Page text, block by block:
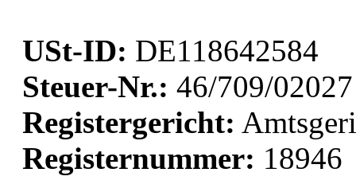
USt-ID: DE118642584
Steuer-Nr.: 46/709/02027
Registergericht:
Registernummer: 18946